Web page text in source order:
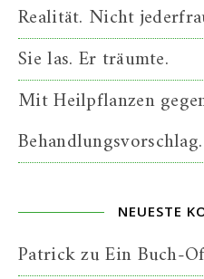
Realität. Nicht
Sie las. Er träumte.
Mit Heilpflanzen
Behandlungsvorschlag.
NEUESTE
PatrickzuEin Buch-